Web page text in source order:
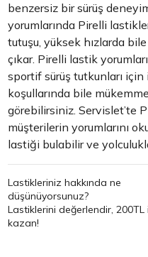
benzersiz bir sürüş
yorumlarında Pirelli
tutuşu, yüksek hızlarda
çıkar. Pirelli lastik
sportif sürüş tutkunları
koşullarında bile
görebilirsiniz. Servislet’te
müşterilerin yorumlarını
lastiği bulabilir ve
Lastikleriniz hakkında ne
düşünüyorsunuz?
Lastiklerini değerlendir, 200TL
kazan!